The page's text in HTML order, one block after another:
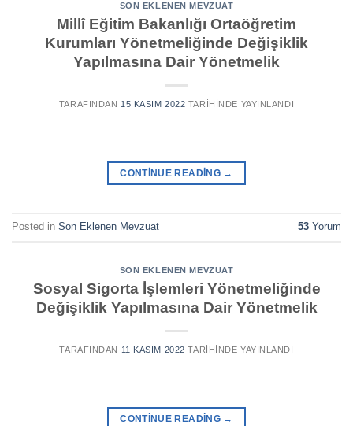
SON EKLENEN MEVZUAT
Millî Eğitim Bakanlığı Ortaöğretim
Kurumları Yönetmeliğinde Değişiklik
Yapılmasına Dair Yönetmelik
TARAFINDAN 15 KASIM 2022 TARIHINDE YAYINLANDI
CONTINUE READING →
Posted in Son Eklenen Mevzuat 53 Yorum
SON EKLENEN MEVZUAT
Sosyal Sigorta İşlemleri Yönetmeliğinde
Değişiklik Yapılmasına Dair Yönetmelik
TARAFINDAN 11 KASIM 2022 TARIHINDE YAYINLANDI
CONTINUE READING →